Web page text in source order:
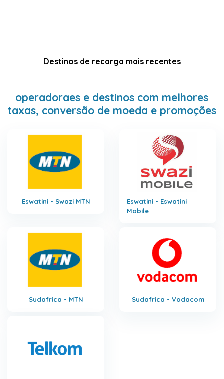
Destinos de recarga mais recentes
operadoraes e destinos com melhores
taxas, conversão de moeda e promoções
Eswatini - Swazi MTN
Eswatini - Eswatini
Mobile
Sudafrica - MTN Sudafrica - Vodacom